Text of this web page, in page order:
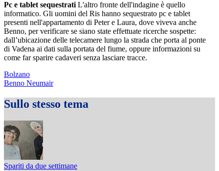
Pc e tablet sequestratiL'altro fronte dell'indagine è quello
informatico. Gli uomini del Ris hanno sequestrato pc e tablet
presenti nell'appartamento di Peter e Laura, dove viveva anche
Benno, per verificare se siano state effettuate ricerche sospette:
dall’ubicazione delle telecamere lungo la strada che porta al ponte
di Vadena ai dati sulla portata del fiume, oppure informazioni su
come far sparire cadaveri senza lasciare tracce.
Bolzano
Benno Neumair
Sullo stesso tema
Spariti da due settimane